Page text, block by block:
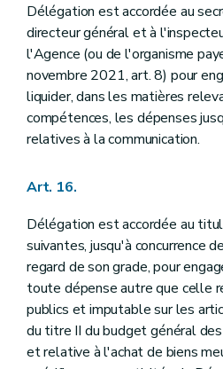
Délégation est accordée au
directeur général et à
l'Agence (ou de l'organisme
novembre 2021, art. 8) pour
liquider, dans les matières
compétences, les dépenses
relatives à la communication.
Art. 16.
Délégation est accordée au
suivantes, jusqu'à concurrence
regard de son grade, pour
toute dépense autre que celle
publics et imputable sur les
du titre II du budget général
et relative à l'achat de biens